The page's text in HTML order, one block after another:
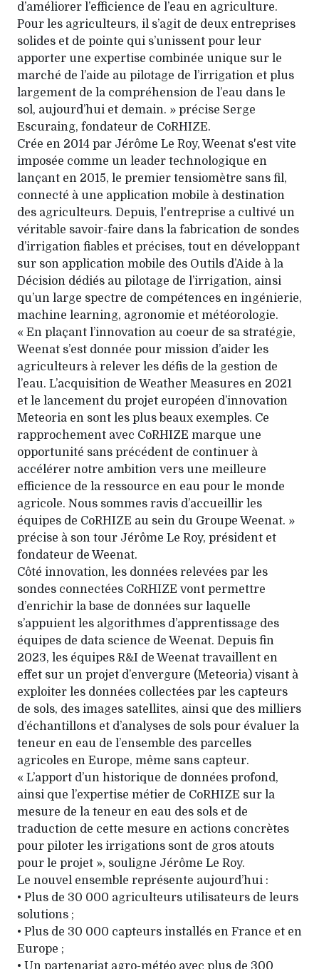
d’améliorer l’efficience de l’eau en agriculture.
Pour les agriculteurs, il s’agit de deux entreprises
solides et de pointe qui s’unissent pour leur
apporter une expertise combinée unique sur le
marché de l’aide au pilotage de l’irrigation et plus
largement de la compréhension de l’eau dans le
sol, aujourd’hui et demain. » précise Serge
Escuraing, fondateur de CoRHIZE.
Crée en 2014 par Jérôme Le Roy, Weenat s'est vite
imposée comme un leader technologique en
lançant en 2015, le premier tensiomètre sans fil,
connecté à une application mobile à destination
des agriculteurs. Depuis, l'entreprise a cultivé un
véritable savoir-faire dans la fabrication de sondes
d’irrigation fiables et précises, tout en développant
sur son application mobile des Outils d’Aide à la
Décision dédiés au pilotage de l’irrigation, ainsi
qu’un large spectre de compétences en ingénierie,
machine learning, agronomie et météorologie.
« En plaçant l’innovation au coeur de sa stratégie,
Weenat s’est donnée pour mission d’aider les
agriculteurs à relever les défis de la gestion de
l’eau. L’acquisition de Weather Measures en 2021
et le lancement du projet européen d’innovation
Meteoria en sont les plus beaux exemples. Ce
rapprochement avec CoRHIZE marque une
opportunité sans précédent de continuer à
accélérer notre ambition vers une meilleure
efficience de la ressource en eau pour le monde
agricole. Nous sommes ravis d’accueillir les
équipes de CoRHIZE au sein du Groupe Weenat. »
précise à son tour Jérôme Le Roy, président et
fondateur de Weenat.
Côté innovation, les données relevées par les
sondes connectées CoRHIZE vont permettre
d’enrichir la base de données sur laquelle
s’appuient les algorithmes d’apprentissage des
équipes de data science de Weenat. Depuis fin
2023, les équipes R&I de Weenat travaillent en
effet sur un projet d’envergure (Meteoria) visant à
exploiter les données collectées par les capteurs
de sols, des images satellites, ainsi que des milliers
d’échantillons et d’analyses de sols pour évaluer la
teneur en eau de l’ensemble des parcelles
agricoles en Europe, même sans capteur.
« L’apport d’un historique de données profond,
ainsi que l’expertise métier de CoRHIZE sur la
mesure de la teneur en eau des sols et de
traduction de cette mesure en actions concrètes
pour piloter les irrigations sont de gros atouts
pour le projet », souligne Jérôme Le Roy.
Le nouvel ensemble représente aujourd’hui :
• Plus de 30 000 agriculteurs utilisateurs de leurs
solutions ;
• Plus de 30 000 capteurs installés en France et en
Europe ;
• Un partenariat agro-météo avec plus de 300